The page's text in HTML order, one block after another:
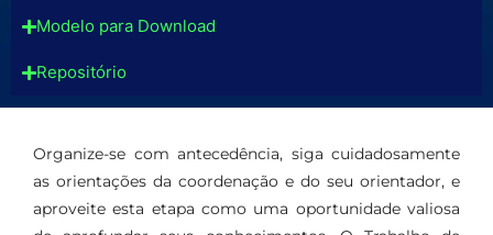
Modelo para Download
Repositório
Organize-se com antecedência, siga cuidadosamente
as orientações da coordenação e do seu orientador, e
aproveite esta etapa como uma oportunidade valiosa